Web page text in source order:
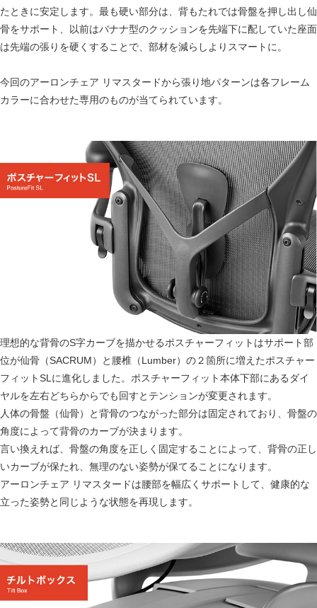
たときに安定します。最も硬い部分は、背もたれでは骨盤を押し出し仙
骨をサポート、以前はバナナ型のクッションを先端下に配していた座面
は先端の張りを硬くすることで、部材を減らしよりスマートに。
今回のアーロンチェア リマスタードから張り地パターンは各フレーム
カラーに合わせた専用のものが当てられています。
理想的な背骨のS字カーブを描かせるポスチャーフィットはサポート部
位が仙骨（SACRUM）と腰椎（Lumber）の２箇所に増えたポスチャー
フィットSLに進化しました。ポスチャーフィット本体下部にあるダイ
ヤルを左右どちらからでも回すとテンションが変更されます。
人体の骨盤（仙骨）と背骨のつながった部分は固定されており、骨盤の
角度によって背骨のカーブが決まります。
言い換えれば、骨盤の角度を正しく固定することによって、背骨の正し
いカーブが保たれ、無理のない姿勢が保てることになります。
アーロンチェア リマスタードは腰部を幅広くサポートして、健康的な
立った姿勢と同じような状態を再現します。